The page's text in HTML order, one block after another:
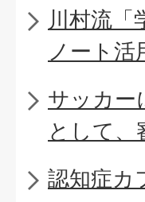
川村流
ノート活
サッカー
として、
認知症カ